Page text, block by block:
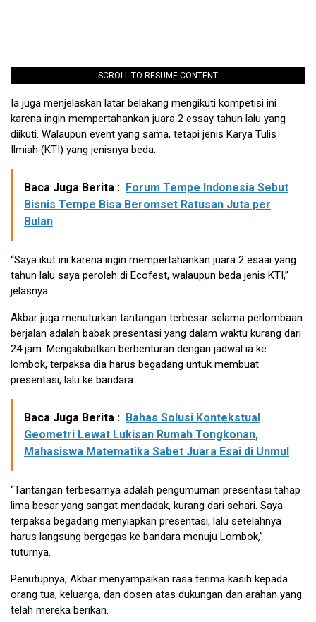
SCROLL TO RESUME CONTENT
Ia juga menjelaskan latar belakang mengikuti kompetisi ini
karena ingin mempertahankan juara 2 essay tahun lalu yang
diikuti. Walaupun event yang sama, tetapi jenis Karya Tulis
Ilmiah (KTI) yang jenisnya beda.
Baca Juga Berita : Forum Tempe Indonesia Sebut
Bisnis Tempe Bisa Beromset Ratusan Juta per
Bulan
“Saya ikut ini karena ingin mempertahankan juara 2 esaai yang
tahun lalu saya peroleh di Ecofest, walaupun beda jenis KTI,”
jelasnya.
Akbar juga menuturkan tantangan terbesar selama perlombaan
berjalan adalah babak presentasi yang dalam waktu kurang dari
24 jam. Mengakibatkan berbenturan dengan jadwal ia ke
lombok, terpaksa dia harus begadang untuk membuat
presentasi, lalu ke bandara.
Baca Juga Berita : Bahas Solusi Kontekstual
Geometri Lewat Lukisan Rumah Tongkonan,
Mahasiswa Matematika Sabet Juara Esai di Unmul
“Tantangan terbesarnya adalah pengumuman presentasi tahap
lima besar yang sangat mendadak, kurang dari sehari. Saya
terpaksa begadang menyiapkan presentasi, lalu setelahnya
harus langsung bergegas ke bandara menuju Lombok,”
tuturnya.
Penutupnya, Akbar menyampaikan rasa terima kasih kepada
orang tua, keluarga, dan dosen atas dukungan dan arahan yang
telah mereka berikan.